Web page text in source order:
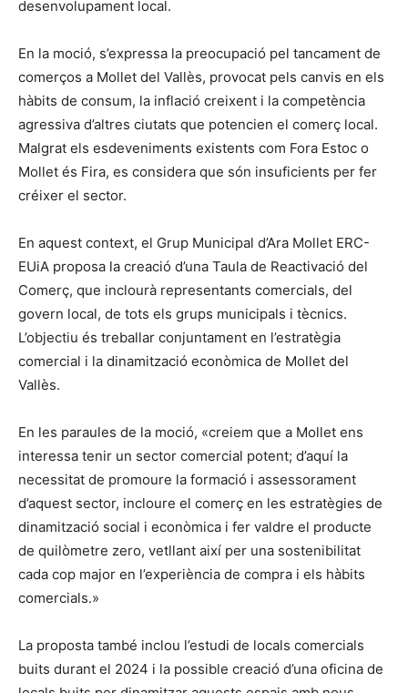
desenvolupament local.
En la moció, s’expressa la preocupació pel tancament de
comerços a Mollet del Vallès, provocat pels canvis en els
hàbits de consum, la inflació creixent i la competència
agressiva d’altres ciutats que potencien el comerç local.
Malgrat els esdeveniments existents com Fora Estoc o
Mollet és Fira, es considera que són insuficients per fer
créixer el sector.
En aquest context, el Grup Municipal d’Ara Mollet ERC-
EUiA proposa la creació d’una Taula de Reactivació del
Comerç, que inclourà representants comercials, del
govern local, de tots els grups municipals i tècnics.
L’objectiu és treballar conjuntament en l’estratègia
comercial i la dinamització econòmica de Mollet del
Vallès.
En les paraules de la moció, «creiem que a Mollet ens
interessa tenir un sector comercial potent; d’aquí la
necessitat de promoure la formació i assessorament
d’aquest sector, incloure el comerç en les estratègies de
dinamització social i econòmica i fer valdre el producte
de quilòmetre zero, vetllant així per una sostenibilitat
cada cop major en l’experiència de compra i els hàbits
comercials.»
La proposta també inclou l’estudi de locals comercials
buits durant el 2024 i la possible creació d’una oficina de